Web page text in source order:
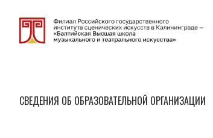
СВЕДЕНИЯ ОБ ОБРАЗОВАТЕЛЬНОЙ ОРГАНИЗАЦИИ